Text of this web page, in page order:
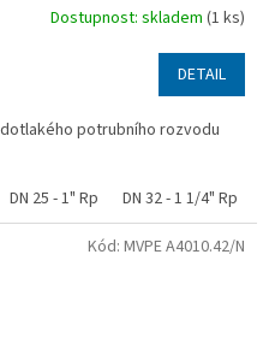
Dostupnost: skladem (1 ks)
DETAIL
potrubního rozvodu
DN 25 - 1" Rp DN 32 - 1 1/4" Rp
Kód: MVPE A4010.42/N